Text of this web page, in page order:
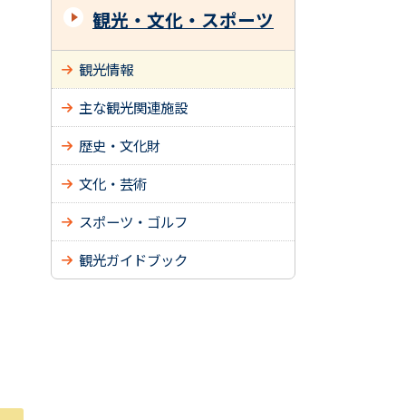
観光・文化・スポーツ
観光情報
主な観光関連施設
歴史・文化財
文化・芸術
スポーツ・ゴルフ
観光ガイドブック